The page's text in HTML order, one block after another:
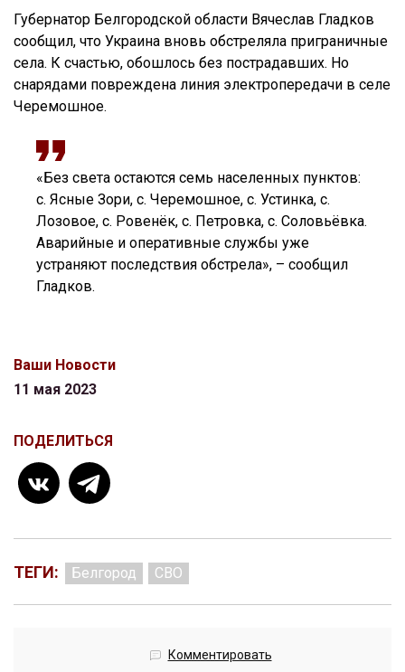
Губернатор Белгородской области Вячеслав Гладков
сообщил, что Украина вновь обстреляла приграничные
села. К счастью, обошлось без пострадавших. Но
снарядами повреждена линия электропередачи в селе
Черемошное.
«Без света остаются семь населенных пунктов:
с. Ясные Зори, с. Черемошное, с. Устинка, с.
Лозовое, с. Ровенёк, с. Петровка, с. Соловьёвка.
Аварийные и оперативные службы уже
устраняют последствия обстрела», – сообщил
Гладков.
Ваши Новости
11 мая 2023
ПОДЕЛИТЬСЯ
ТЕГИ: Белгород СВО
Комментировать